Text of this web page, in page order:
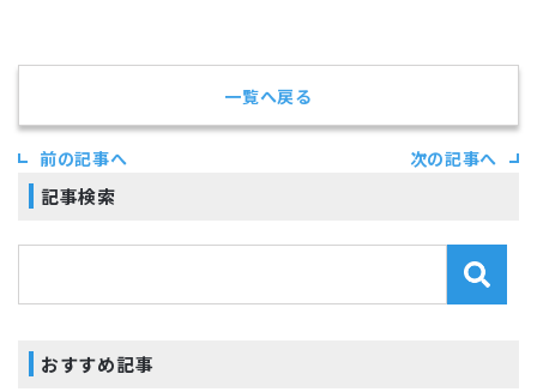
前の記事へ
一覧へ戻る
次の記事へ
記事検索
おすすめ記事